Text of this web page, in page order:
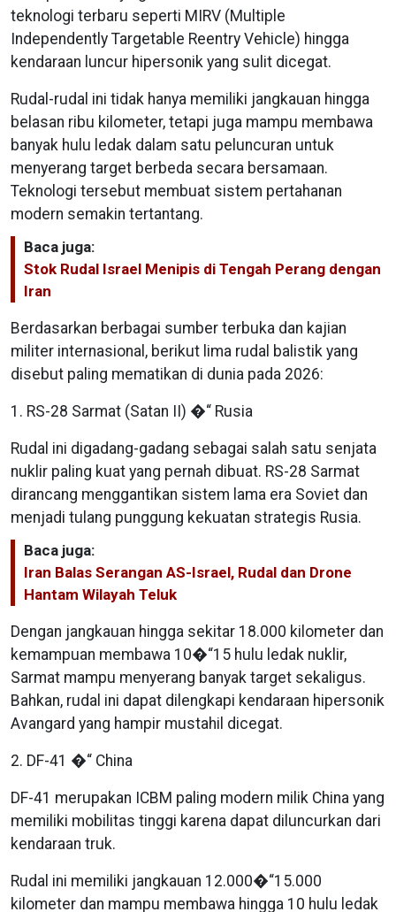
teknologi terbaru seperti MIRV (Multiple
Independently Targetable Reentry Vehicle) hingga
kendaraan luncur hipersonik yang sulit dicegat.
Rudal-rudal ini tidak hanya memiliki jangkauan hingga
belasan ribu kilometer, tetapi juga mampu membawa
banyak hulu ledak dalam satu peluncuran untuk
menyerang target berbeda secara bersamaan.
Teknologi tersebut membuat sistem pertahanan
modern semakin tertantang.
Baca juga:
Stok Rudal Israel Menipis di Tengah Perang dengan
Iran
Berdasarkan berbagai sumber terbuka dan kajian
militer internasional, berikut lima rudal balistik yang
disebut paling mematikan di dunia pada 2026:
1. RS-28 Sarmat (Satan II) �“ Rusia
Rudal ini digadang-gadang sebagai salah satu senjata
nuklir paling kuat yang pernah dibuat. RS-28 Sarmat
dirancang menggantikan sistem lama era Soviet dan
menjadi tulang punggung kekuatan strategis Rusia.
Baca juga:
Iran Balas Serangan AS-Israel, Rudal dan Drone
Hantam Wilayah Teluk
Dengan jangkauan hingga sekitar 18.000 kilometer dan
kemampuan membawa 10�“15 hulu ledak nuklir,
Sarmat mampu menyerang banyak target sekaligus.
Bahkan, rudal ini dapat dilengkapi kendaraan hipersonik
Avangard yang hampir mustahil dicegat.
2. DF-41 �“ China
DF-41 merupakan ICBM paling modern milik China yang
memiliki mobilitas tinggi karena dapat diluncurkan dari
kendaraan truk.
Rudal ini memiliki jangkauan 12.000�“15.000
kilometer dan mampu membawa hingga 10 hulu ledak